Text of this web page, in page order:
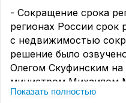
- Сокращение срока
регионах России срок
с недвижимостью
решение было
Олегом Скуфинским на
министром Михаилом
- Скрытие объектов на
Показать полностью